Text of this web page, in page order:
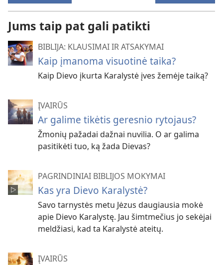
Jums taip pat gali patikti
BIBLIJA: KLAUSIMAI IR ATSAKYMAI
Kaip įmanoma visuotinė taika?
Kaip Dievo įkurta Karalystė įves žemėje taiką?
ĮVAIRŪS
Ar galime tikėtis geresnio rytojaus?
Žmonių pažadai dažnai nuvilia. O ar galima
pasitikėti tuo, ką žada Dievas?
PAGRINDINIAI BIBLIJOS MOKYMAI
Kas yra Dievo Karalystė?
Savo tarnystės metu Jėzus daugiausia mokė
apie Dievo Karalystę. Jau šimtmečius jo sekėjai
meldžiasi, kad ta Karalystė ateitų.
ĮVAIRŪS